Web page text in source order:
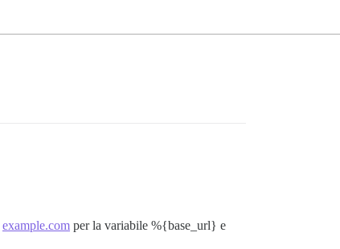
example.com per la variabile %{base_url} e